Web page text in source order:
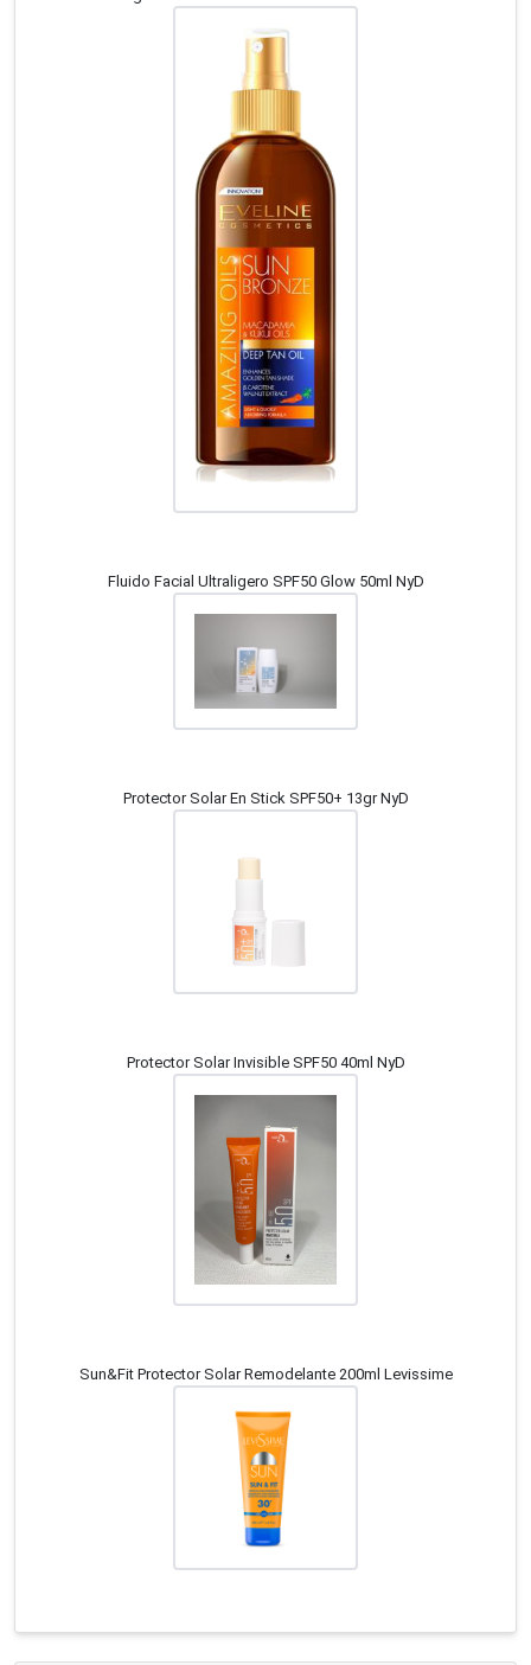
Fluido Facial Ultraligero SPF50 Glow 50ml NyD
Protector Solar En Stick SPF50+ 13gr NyD
Protector Solar Invisible SPF50 40ml NyD
Sun&Fit Protector Solar Remodelante 200ml Levissime